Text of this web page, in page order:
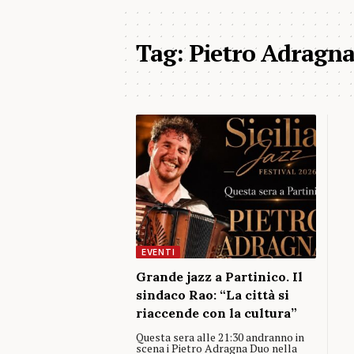
Tag:Pietro
EVENTI
Grande jazz a Partinico. Il
sindaco Rao: “La città si
riaccende con la cultura”
Questa sera alle 21:30 andranno in
scena i Pietro Adragna Duo nella